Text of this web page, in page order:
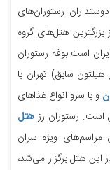
رستوران‌های
هتل‌های گروه
است بوفه رستوران
سابق) تهران با
و با سرو انواع غذاهای
است. رستوران رز هتل
مراسم‌های ویژه سران
هتل برگزار می‌شد،